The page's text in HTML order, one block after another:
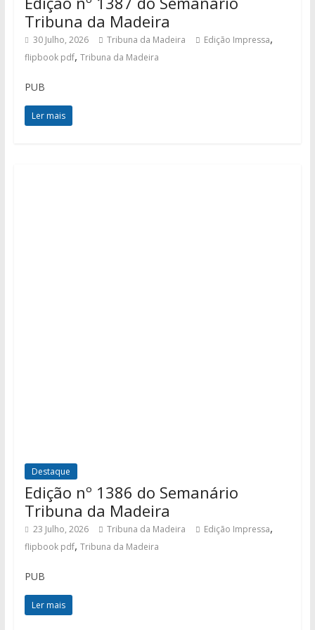
Tribuna da Madeira
30 Julho, 2026 Tribuna da Madeira Edição Impressa,
flipbook pdf, Tribuna da Madeira
PUB
Ler mais
Destaque
Edição nº 1386 do Semanário
Tribuna da Madeira
23 Julho, 2026 Tribuna da Madeira Edição Impressa,
flipbook pdf, Tribuna da Madeira
PUB
Ler mais